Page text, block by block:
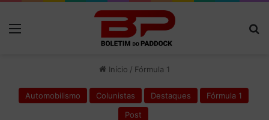
Início / Fórmula 1
Automobilismo Colunistas Destaques
Fórmula 1
Post